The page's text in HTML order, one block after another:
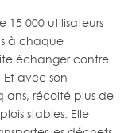
15 000 utilisateurs
à chaque
échanger contre
avec son
ans, récolté plus de
stables. Elle